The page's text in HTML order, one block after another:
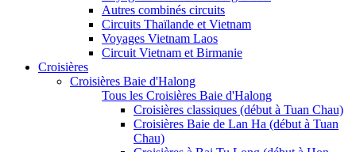
Autres combinés circuits
Circuits Thaïlande et Vietnam
Voyages Vietnam Laos
Circuit Vietnam et Birmanie
Croisières
Croisières Baie d'Halong
Tous les Croisières Baie d'Halong
Croisières classiques (début à Tuan Chau)
Croisières Baie de Lan Ha (début à Tuan
Chau)